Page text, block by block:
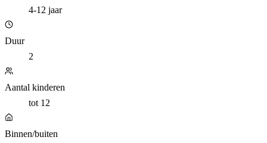
4-12 jaar
Duur
2
Aantal kinderen
tot 12
Binnen/buiten